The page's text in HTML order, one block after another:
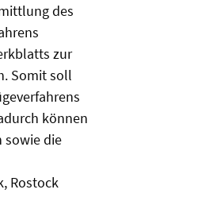
des
zur
Somit soll
können
sowie die
Rostock